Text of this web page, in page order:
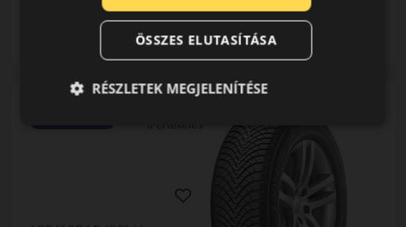
LENDÜLET
db KOSÁRBA
ÖSSZES ELUTASÍTÁSA
RÉSZLETEK MEGJELENÍTÉSE